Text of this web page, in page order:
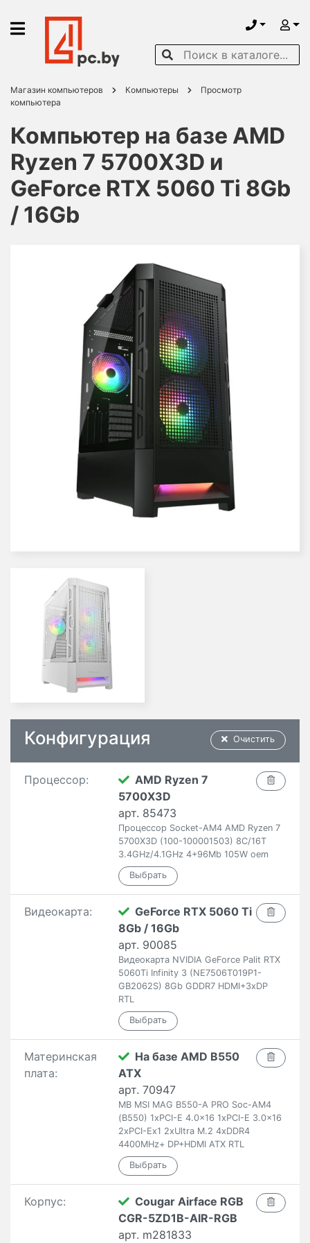
Магазин компьютеров Компьютеры
Просмотр
компьютера
Компьютер на базе AMD
Ryzen 7 5700X3D и
GeForce RTX 5060 Ti 8Gb
/ 16Gb
Очистить
Конфигурация
Процессор:
AMD Ryzen 7
5700X3D
арт. 85473
Процессор Socket-AM4 AMD Ryzen 7
5700X3D (100-100001503) 8C/16T
3.4GHz/4.1GHz 4+96Mb 105W oem
Видеокарта:
GeForce RTX 5060 Ti
8Gb / 16Gb
арт. 90085
Видеокарта NVIDIA GeForce Palit RTX
5060Ti Infinity 3 (NE7506T019P1-
GB2062S) 8Gb GDDR7 HDMI+3xDP
RTL
Материнская
плата:
На базе AMD B550
ATX
арт. 70947
MB MSI MAG B550-A PRO Soc-AM4
(B550) 1xPCI-E 4.0x16 1xPCI-E 3.0x16
2xPCI-Ex1 2xUltra M.2 4xDDR4
4400MHz+ DP+HDMI ATX RTL
Корпус:
Cougar Airface RGB
CGR-5ZD1B-AIR-RGB
арт. m281833